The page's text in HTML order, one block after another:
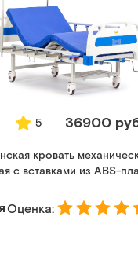
5 36900
кровать
с вставками из ABS-
Оценка: